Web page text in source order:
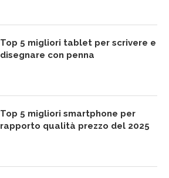
Top 5 migliori tablet per scrivere e
disegnare con penna
Top 5 migliori smartphone per
rapporto qualità prezzo del 2025